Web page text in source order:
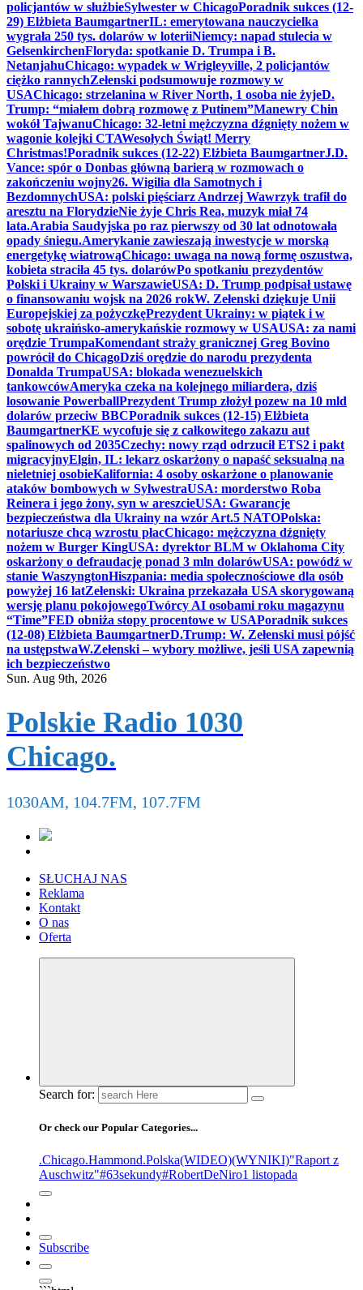
policjantów w służbieSylwester w ChicagoPoradnik sukces (12-
29) Elżbieta BaumgartnerIL: emerytowana nauczycielka
wygrała 250 tys. dolarów w loteriiNiemcy: napad stulecia w
GelsenkirchenFloryda: spotkanie D. Trumpa i B.
NetanjahuChicago: wypadek w Wrigleyville, 2 policjantów
ciężko rannychZełenski podsumowuje rozmowy w
USAChicago: strzelanina w River North, 1 osoba nie żyjeD.
Trump: “miałem dobrą rozmowę z Putinem”Manewry Chin
wokół TajwanuChicago: 32-letni mężczyzna dźgnięty nożem w
wagonie kolejki CTAWesołych Świąt! Merry
Christmas!Poradnik sukces (12-22) Elżbieta BaumgartnerJ.D.
Vance: spór o Donbas główną barierą w rozmowach o
zakończeniu wojny26. Wigilia dla Samotnych i
BezdomnychUSA: polski pięściarz Andrzej Wawrzyk trafił do
aresztu na FlorydzieNie żyje Chris Rea, muzyk miał 74
lata.Arabia Saudyjska po raz pierwszy od 30 lat odnotowała
opady śniegu.Amerykanie zawieszają inwestycje w morską
energetykę wiatrowąChicago: uwaga na nową formę oszustwa,
kobieta straciła 45 tys. dolarówPo spotkaniu prezydentów
Polski i Ukrainy w WarszawieUSA: D. Trump podpisał ustawę
o finansowaniu wojsk na 2026 rokW. Zełenski dziękuje Unii
Europejskiej za pożyczkęPrezydent Ukrainy: w piątek i w
sobotę ukraińsko-amerykańskie rozmowy w USAUSA: za nami
orędzie TrumpaKomendant straży granicznej Greg Bovino
powrócił do ChicagoDziś orędzie do narodu prezydenta
Donalda TrumpaUSA: blokada wenezuelskich
tankowcówAmeryka czeka na kolejnego miliardera, dziś
losowanie PowerballPrezydent Trump złożył pozew na 10 mld
dolarów przeciw BBCPoradnik sukces (12-15) Elżbieta
BaumgartnerKE wycofuje się z całkowitego zakazu aut
spalinowych od 2035Czechy: nowy rząd odrzucił ETS2 i pakt
migracyjnyElgin, IL: lekarz oskarżony o napaść seksualną na
nieletniej osobieKalifornia: 4 osoby oskarżone o planowanie
ataków bombowych w SylwestraUSA: morderstwo Roba
Reinera i jego żony, syn w areszcieUSA: Gwarancje
bezpieczeństwa dla Ukrainy na wzór Art.5 NATOPolska:
notariusze chcą wzrostu płacChicago: mężczyzna dźgnięty
nożem w Burger KingUSA: dyrektor BLM w Oklahoma City
oskarżony o defraudację ponad 3 mln dolarówUSA: powódź w
stanie WaszyngtonHiszpania: media społecznościowe dla osób
powyżej 16 latZełenski: Ukraina przekazała USA skorygowaną
wersję planu pokojowegoTwórcy AI osobami roku magazynu
“Time”FED obniża stopy procentowe w USAPoradnik sukces
(12-08) Elżbieta BaumgartnerD.Trump: W. Zełenski musi pójść
na ustępstwaW.Zełenski – wybory możliwe, jeśli USA zapewnią
ich bezpieczeństwo
Sun. Aug 9th, 2026
Polskie Radio 1030
Chicago.
1030AM, 104.7FM, 107.7FM
SŁUCHAJ NAS
Reklama
Kontakt
O nas
Oferta
Search for:
Or check our Popular Categories...
.Chicago.Hammond.Polska(WIDEO)(WYNIKI)"Raport z
Auschwitz"#63sekundy#RobertDeNiro1 listopada
Subscribe